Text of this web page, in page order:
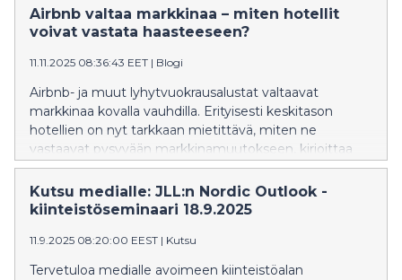
Musiikkitalon Paavo-salissa (Mannerheimintie 13
A,00100 Helsinki) TORSTAINA 26.2. klo 8.30 - 10.30.
Airbnb valtaa markkinaa – miten hotellit
voivat vastata haasteeseen?
11.11.2025 08:36:43 EET | Blogi
Airbnb- ja muut lyhytvuokrausalustat valtaavat
markkinaa kovalla vauhdilla. Erityisesti keskitason
hotellien on nyt tarkkaan mietittävä, miten ne
vastaavat pysyvään markkinamuutokseen, kirjoittaa
JLL:n hotelliasiantuntija Markus Hagelstam.
Kutsu medialle: JLL:n Nordic Outlook -
kiinteistöseminaari 18.9.2025
11.9.2025 08:20:00 EEST | Kutsu
Tervetuloa medialle avoimeen kiinteistöalan